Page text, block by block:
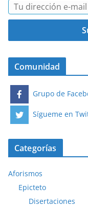
Comunidad
Grupo de
Sígueme en
Categorías
Aforismos
Epicteto
Disertaciones